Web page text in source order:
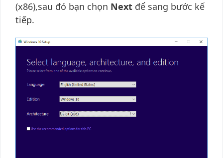
(x86),sau đó bạn chọn Next để sang bước kế
tiếp.